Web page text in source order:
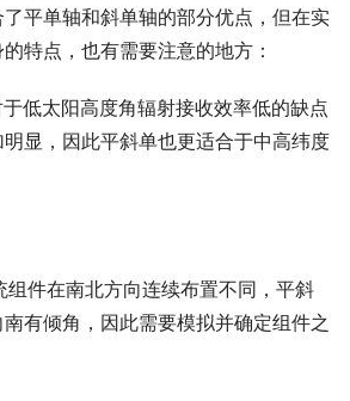
平单轴和斜单轴的部分优点，但在实
特点，也有需要注意的地方：
低太阳高度角辐射接收效率低的缺点
显，因此平斜单也更适合于中高纬度
组件在南北方向连续布置不同 ， 平斜
南有倾角 ， 因此需要模拟并确定组件之